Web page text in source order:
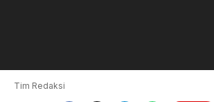
Tim Redaksi